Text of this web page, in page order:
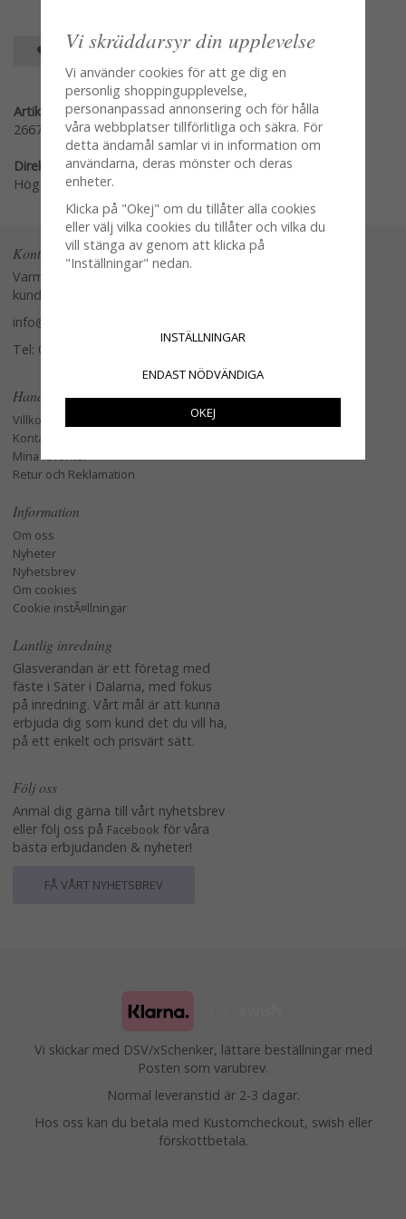
SPARA SOM FAVORIT
Artikelnummer:
2667
Direktlänk:
Högerklicka och kopiera adressen
Kontakta oss
Varmt välkommen att kontakta vår
kundtjänst.
info@glasverandan.se
Tel: 079-3495968
Handla
Villkor
Kontakta oss
Mina favoriter
Retur och Reklamation
Information
Om oss
Nyheter
Nyhetsbrev
Om cookies
Cookie instÃ¤llningar
Lantlig inredning
Glasverandan är ett företag med
fäste i Säter i Dalarna, med fokus
på inredning. Vårt mål är att kunna
erbjuda dig som kund det du vill ha,
på ett enkelt och prisvärt sätt.
Följ oss
Anmäl dig gärna till vårt nyhetsbrev
eller följ oss på Facebook för våra
bästa erbjudanden & nyheter!
FÅ VÅRT NYHETSBREV
Vi skickar med DSV/xSchenker, lättare beställningar med
Posten som varubrev.
Normal leveranstid är 2-3 dagar.
Hos oss kan du betala med Kustomcheckout, swish eller
förskottbetala.
Vi skräddarsyr din upplevelse
Vi använder cookies för att ge dig en
personlig shoppingupplevelse,
personanpassad annonsering och för hålla
våra webbplatser tillförlitliga och säkra. För
detta ändamål samlar vi in information om
användarna, deras mönster och deras
enheter.
Klicka på "Okej" om du tillåter alla cookies
eller välj vilka cookies du tillåter och vilka du
vill stänga av genom att klicka på
"Inställningar" nedan.
INSTÄLLNINGAR
ENDAST NÖDVÄNDIGA
OKEJ